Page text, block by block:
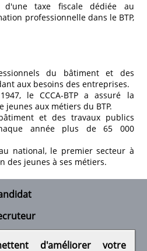
d'une taxe fiscale dédiée au
professionnelle dans le BTP,
du bâtiment et des
aux besoins des entreprises.
le CCCA-BTP a assuré la
aux métiers du BTP.
et des travaux publics
année plus de 65 000
national, le premier secteur à
des jeunes à ses métiers.
d'améliorer votre